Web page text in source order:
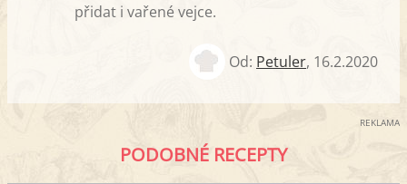
přidat i vařené vejce.
Od: Petuler, 16.2.2020
REKLAMA
PODOBNÉ RECEPTY